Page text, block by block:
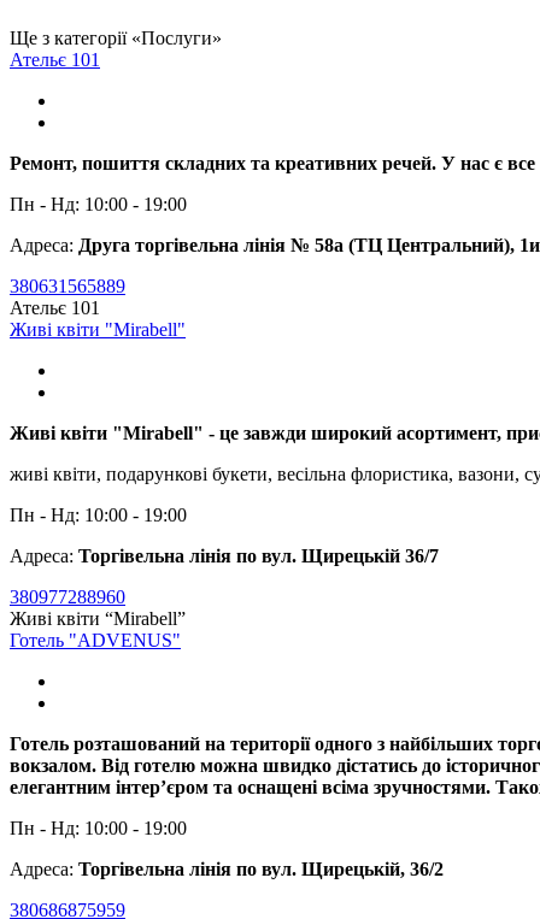
Ще з категорії «Послуги»
Ательє 101
Ремонт, пошиття складних та креативних речей. У нас є все
Пн - Нд: 10:00 - 19:00
Адреса: Друга торгівельна лінія № 58а (ТЦ Центральний),
380631565889
Ательє 101
Живі квіти "Mirabell"
Живі квіти "Mirabell" - це завжди широкий асортимент,
живі квіти, подарункові букети, весільна флористика, вазони,
Пн - Нд: 10:00 - 19:00
Адреса: Торгівельна лінія по вул. Щирецькій 36/7
380977288960
Живі квіти “Mirabell”
Готель "ADVENUS"
Готель розташований на території одного з найбільших
вокзалом. Від готелю можна швидко дістатись до
елегантним інтер’єром та оснащені всіма зручностями.
Пн - Нд: 10:00 - 19:00
Адреса: Торгівельна лінія по вул. Щирецькій, 36/2
380686875959